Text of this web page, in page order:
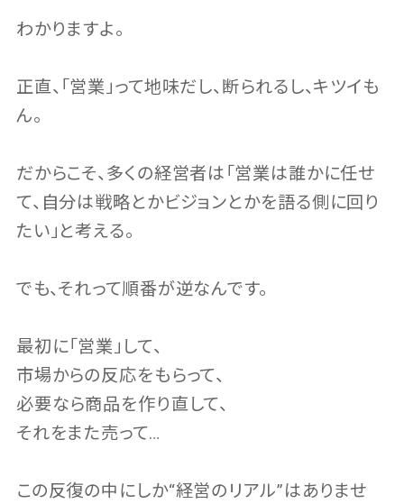
わかりますよ。
正直、「営業」って地味だし、断られるし、キツイも
ん。
だからこそ、多くの経営者は「営業は誰かに任せ
て、自分は戦略とかビジョンとかを語る側に回り
たい」と考える。
でも、それって順番が逆なんです。
最初に「営業」して、
市場からの反応をもらって、
必要なら商品を作り直して、
それをまた売って…
この反復の中にしか“経営のリアル”はありませ